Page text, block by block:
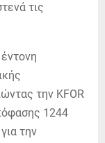
τις
την KFOR
1244
την